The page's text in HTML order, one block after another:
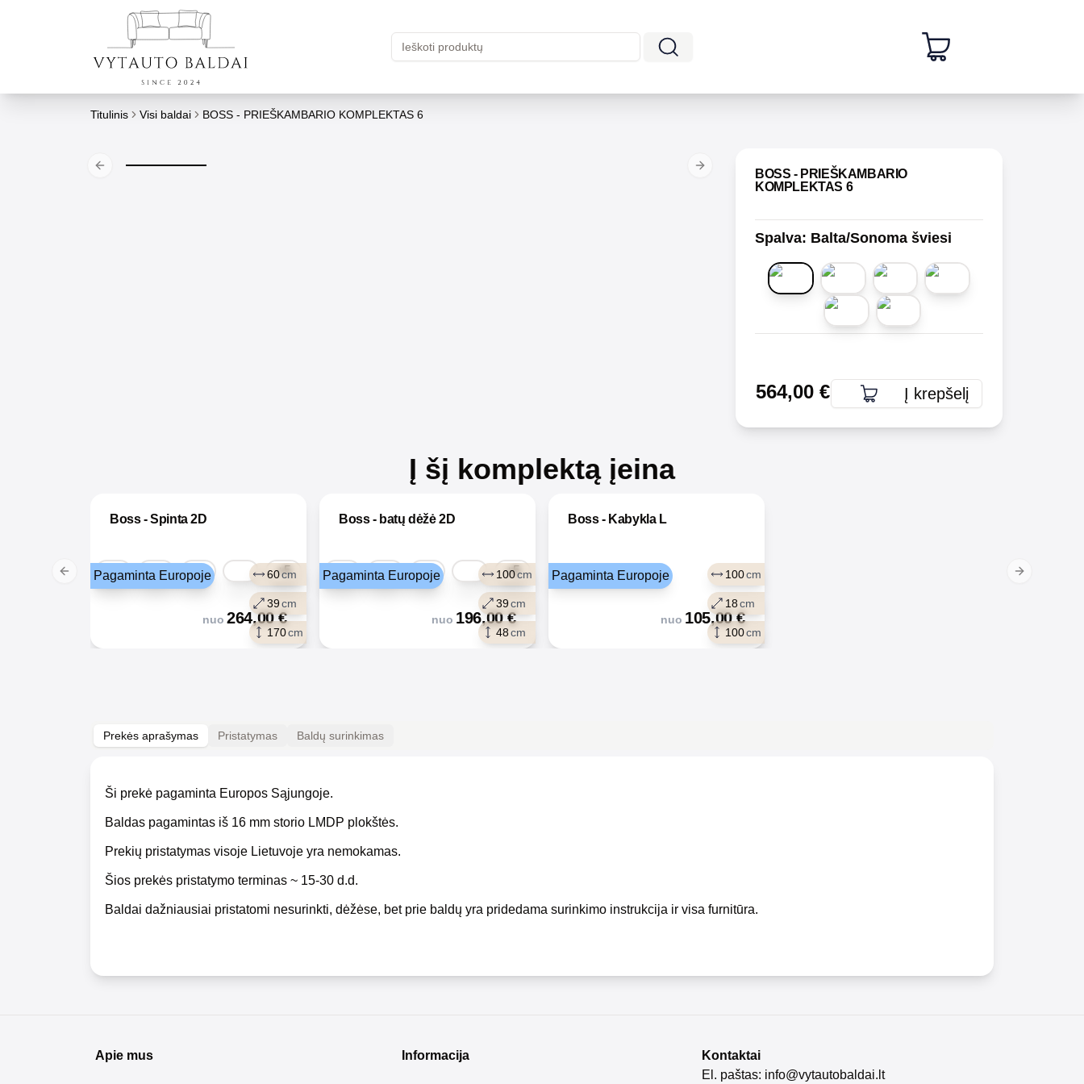
Titulinis Visi baldai BOSS - PRIEŠKAMBARIO KOMPLEKTAS 6
Previous slide Next slide
BOSS - PRIEŠKAMBARIO
KOMPLEKTAS 6
Spalva: Balta/Sonoma šviesi
564,00€ Į krepšelį
Į šį komplektą įeina
Previous slide
Boss - Spinta 2D
60cm
39cm
170cm
Pagaminta Europoje +5
nuo 264,00€
Boss - batų dėžė 2D
100cm
39cm
48cm
Pagaminta Europoje +5
nuo 196,00€
Boss - Kabykla L
100cm
18cm
100cm
Pagaminta Europoje
nuo 105,00€
Next slide
Prekės aprašymas Pristatymas Baldų surinkimas
Ši prekė pagaminta Europos Sąjungoje.
Baldas pagamintas iš 16 mm storio LMDP plokštės.
Prekių pristatymas visoje Lietuvoje yra nemokamas.
Šios prekės pristatymo terminas ~ 15-30 d.d.
Baldai dažniausiai pristatomi nesurinkti, dėžėse, bet prie baldų yra pridedama surinkimo instrukcija ir visa furnitūra.
Apie mus Informacija
Kontaktai
El. paštas: info@vytautobaldai.lt